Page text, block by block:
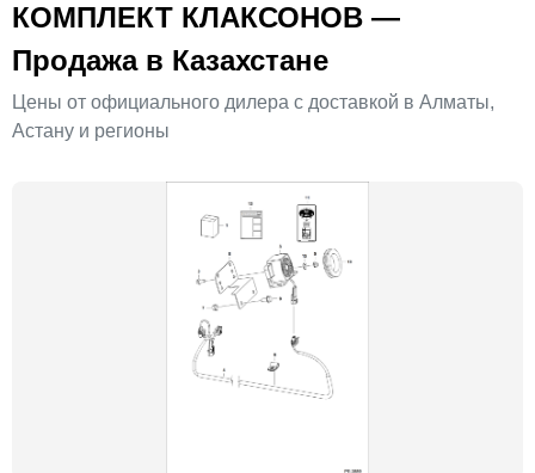
КОМПЛЕКТ КЛАКСОНОВ —
Продажа в Казахстане
Цены от официального дилера с доставкой в Алматы,
Астану и регионы